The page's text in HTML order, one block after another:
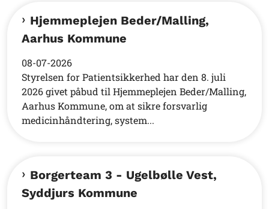
Hjemmeplejen Beder/Malling,
Aarhus Kommune
08-07-2026
Styrelsen for Patientsikkerhed har den 8. juli
2026 givet påbud til Hjemmeplejen Beder/Malling,
Aarhus Kommune, om at sikre forsvarlig
medicinhåndtering, system...
Borgerteam 3 - Ugelbølle Vest,
Syddjurs Kommune